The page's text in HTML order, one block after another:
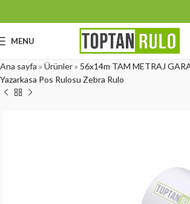
MENU
Ana sayfa » Ürünler» 56x14m TAM METRAJ
Yazarkasa Pos Rulosu Zebra Rulo